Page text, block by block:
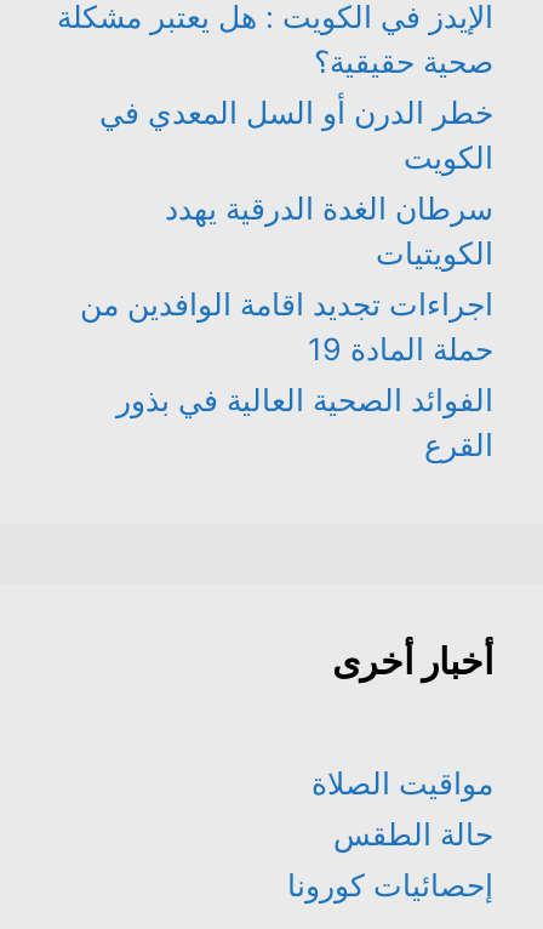
الإيدز في الكويت : هل يعتبر مشكلة
صحية حقيقية؟
خطر الدرن أو السل المعدي في
الكويت
سرطان الغدة الدرقية يهدد
الكويتيات
اجراءات تجديد اقامة الوافدين من
حملة المادة 19
الفوائد الصحية العالية في بذور
القرع
أخبار أخرى
مواقيت الصلاة
حالة الطقس
إحصائيات كورونا